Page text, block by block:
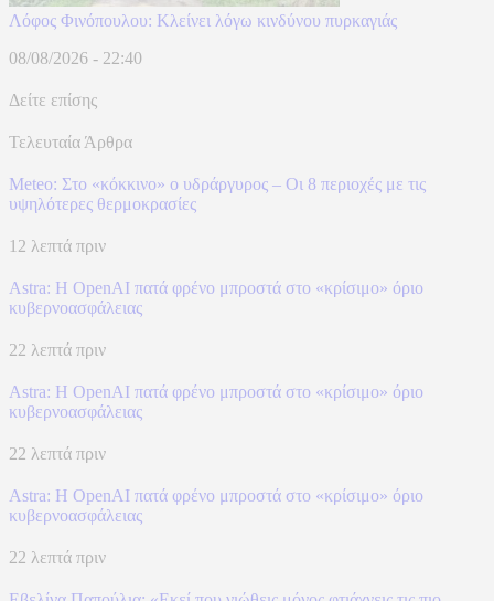
Λόφος Φινόπουλου: Κλείνει λόγω κινδύνου πυρκαγιάς
08/08/2026 - 22:40
Δείτε επίσης
Τελευταία Άρθρα
Meteo: Στο «κόκκινο» ο υδράργυρος – Οι 8 περιοχές με τις
υψηλότερες θερμοκρασίες
12 λεπτά πριν
Astra: Η OpenAI πατά φρένο μπροστά στο «κρίσιμο» όριο
κυβερνοασφάλειας
22 λεπτά πριν
Astra: Η OpenAI πατά φρένο μπροστά στο «κρίσιμο» όριο
κυβερνοασφάλειας
22 λεπτά πριν
Astra: Η OpenAI πατά φρένο μπροστά στο «κρίσιμο» όριο
κυβερνοασφάλειας
22 λεπτά πριν